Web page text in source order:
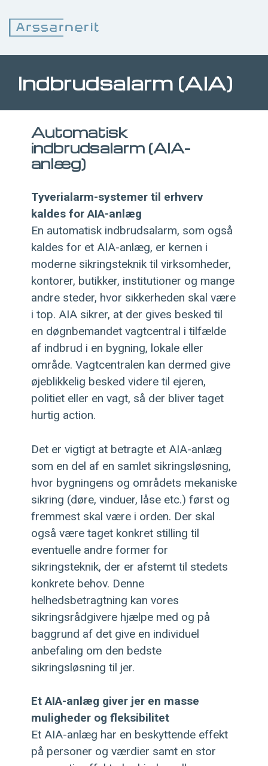
Indbrudsalarm (AIA)
Automatisk
indbrudsalarm (AIA-
anlæg)
Tyverialarm-systemer til erhverv
kaldes for AIA-anlæg
En automatisk indbrudsalarm, som også
kaldes for et AIA-anlæg, er kernen i
moderne sikringsteknik til virksomheder,
kontorer, butikker, institutioner og mange
andre steder, hvor sikkerheden skal være
i top. AIA sikrer, at der gives besked til
en døgnbemandet vagtcentral i tilfælde
af indbrud i en bygning, lokale eller
område. Vagtcentralen kan dermed give
øjeblikkelig besked videre til ejeren,
politiet eller en vagt, så der bliver taget
hurtig action.
Det er vigtigt at betragte et AIA-anlæg
som en del af en samlet sikringsløsning,
hvor bygningens og områdets mekaniske
sikring (døre, vinduer, låse etc.) først og
fremmest skal være i orden. Der skal
også være taget konkret stilling til
eventuelle andre former for
sikringsteknik, der er afstemt til stedets
konkrete behov. Denne
helhedsbetragtning kan vores
sikringsrådgivere hjælpe med og på
baggrund af det give en individuel
anbefaling om den bedste
sikringsløsning til jer.
Et AIA-anlæg giver jer en masse
muligheder og fleksibilitet
Et AIA-anlæg har en beskyttende effekt
på personer og værdier samt en stor